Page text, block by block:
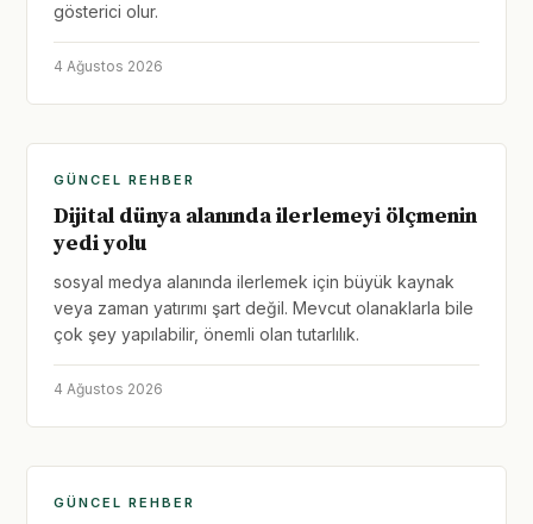
gösterici olur.
4 Ağustos 2026
GÜNCEL REHBER
Dijital dünya alanında ilerlemeyi ölçmenin
yedi yolu
sosyal medya alanında ilerlemek için büyük kaynak
veya zaman yatırımı şart değil. Mevcut olanaklarla bile
çok şey yapılabilir, önemli olan tutarlılık.
4 Ağustos 2026
GÜNCEL REHBER